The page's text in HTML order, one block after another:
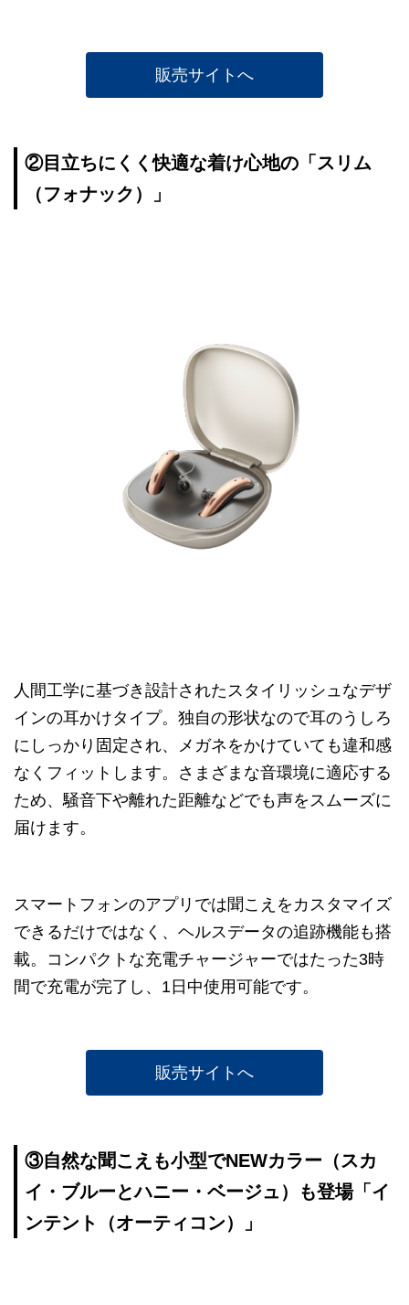
販売サイトへ
②目立ちにくく快適な着け心地の「スリム
（フォナック）」
人間工学に基づき設計されたスタイリッシュなデザ
インの耳かけタイプ。独自の形状なので耳のうしろ
にしっかり固定され、メガネをかけていても違和感
なくフィットします。さまざまな音環境に適応する
ため、騒音下や離れた距離などでも声をスムーズに
届けます。
スマートフォンのアプリでは聞こえをカスタマイズ
できるだけではなく、ヘルスデータの追跡機能も搭
載。コンパクトな充電チャージャーではたった3時
間で充電が完了し、1日中使用可能です。
販売サイトへ
③自然な聞こえも小型でNEWカラー（スカ
イ・ブルーとハニー・ベージュ）も登場「イ
ンテント（オーティコン）」